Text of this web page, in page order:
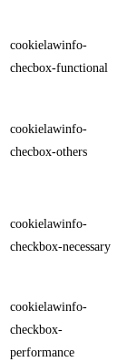
cookielawinfo-
checbox-functional
cookielawinfo-
checbox-others
cookielawinfo-
checkbox-necessary
cookielawinfo-
checkbox-
performance